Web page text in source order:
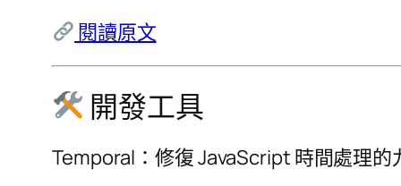
閱讀原文
開發工具
Temporal：修復 JavaScript 時間處理的